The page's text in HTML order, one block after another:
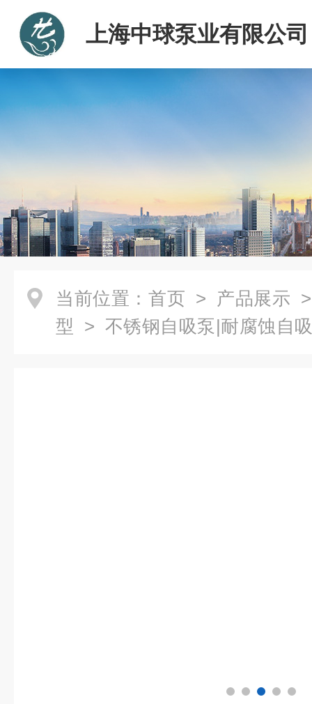
上海中球泵业有限公司
当前位置： 首页 > 产品展示
型 > 不锈钢自吸泵|耐腐蚀自